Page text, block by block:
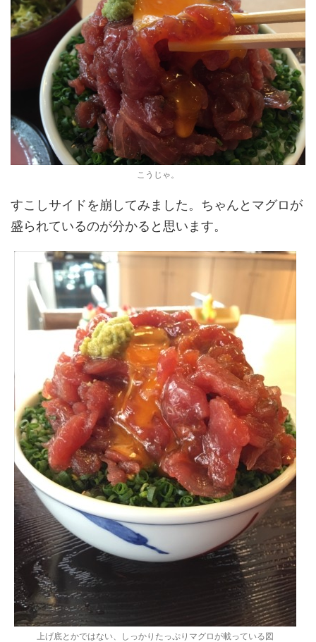
こうじゃ。
すこしサイドを崩してみました。ちゃんとマグロが
盛られているのが分かると思います。
上げ底とかではない、しっかりたっぷりマグロが載っている図